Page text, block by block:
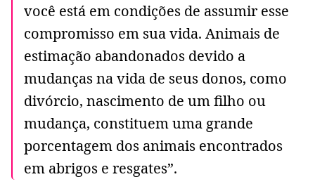
você está em condições de assumir esse
compromisso em sua vida. Animais de
estimação abandonados devido a
mudanças na vida de seus donos, como
divórcio, nascimento de um filho ou
mudança, constituem uma grande
porcentagem dos animais encontrados
em abrigos e resgates”.